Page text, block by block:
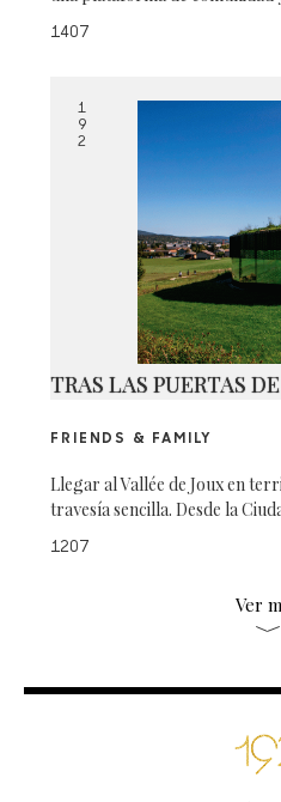
1407
1
9
2
TRAS LAS PUERTAS
FRIENDS & FAMILY
Llegar al Vallée de Joux en
travesía sencilla. Desde la
1207
Ver